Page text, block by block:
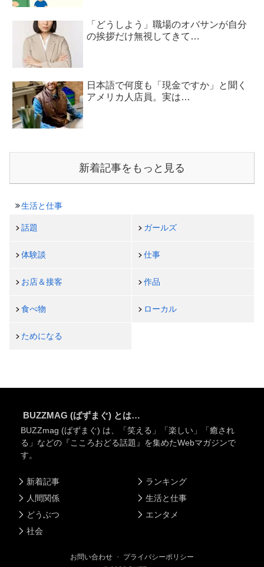
「どうしよう」職場のオバサンが自分
の挨拶だけ無視してきて…
日本語で何度も「現金ですか」と聞く
アメリカ人店員。実は…
新着記事をもっと見る
生活と仕事
話題 ガールズ
体験談 仕事
お店＆接客 作品
食べ物 ローカル
ためになる
BUZZMAG (ばずまぐ) とは…
BUZZmag (ばずまぐ) は、「笑える」「楽しい」「癒され
る」などの『こころおどる話題』を集めたWebマガジンで
す。
新着記事
人間関係
どうぶつ
社会
ランキング
生活と仕事
エンタメ
お問い合わせ ・ プライバシーポリシー